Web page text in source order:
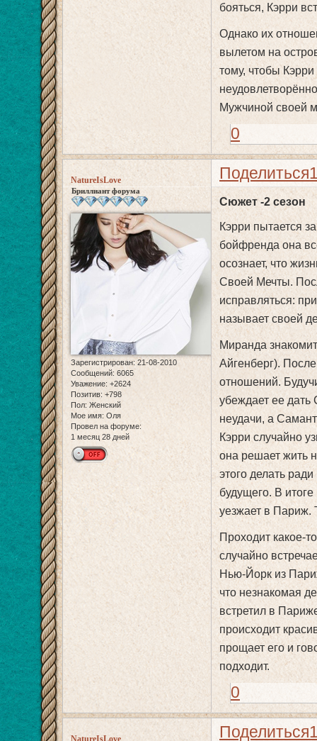
бояться, Кэрри
Однако их
вылетом на
тому, чтобы
Мужчиной своей
0
Поделиться
NatureIsLove
Бриллиант форума
Зарегистрирован: 21-08-2010
Сообщений: 6065
Уважение: +2624
Позитив: +798
Пол: Женский
Мое имя: Оля
Провел на форуме:
1 месяц 28 дней
Сюжет -2 сезон
Кэрри пытается
бойфренда она
осознает, что
Своей Мечты.
исправляться:
называет своей
Миранда
Айгенберг).
отношений.
убеждает ее
неудачи, а
Кэрри случайно
она решает жить
этого делать
будущего. В
уезжает в Париж.
Проходит какое-
случайно
Нью-Йорк из
что незнакомая
встретил в
происходит
прощает его и
подходит.
0
Поделиться
NatureIsLove